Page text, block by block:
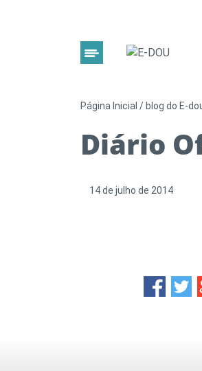
Página Inicial / blog do E-
Diário
14 de julho de 2014